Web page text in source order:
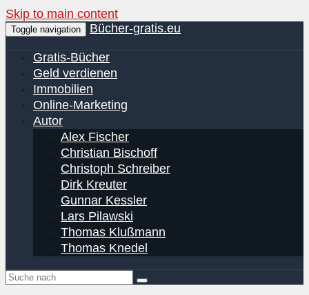
Skip to main content
Toggle navigation Bücher-gratis.eu
Gratis-Bücher
Geld verdienen
Immobilien
Online-Marketing
Autor
Alex Fischer
Christian Bischoff
Christoph Schreiber
Dirk Kreuter
Gunnar Kessler
Lars Pilawski
Thomas Klußmann
Thomas Knedel